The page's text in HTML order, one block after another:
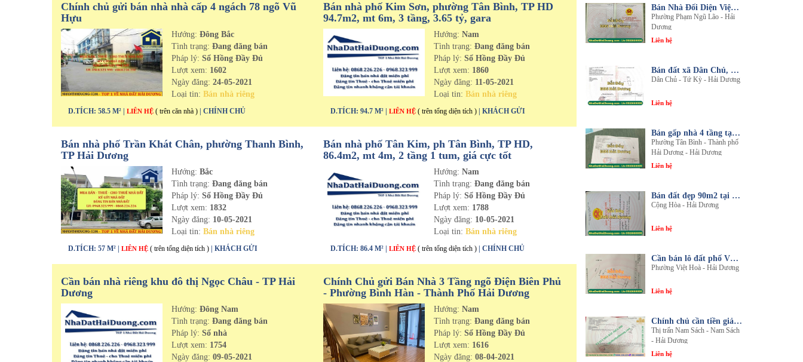
Chính chủ gửi bán nhà nhà cấp 4 ngách 78 ngõ Vũ
Hựu
Hướng:Đông Bắc
Tình trạng:Đang đăng bán
Pháp lý: Sổ Hồng Đầy Đủ
Lượt xem: 1602
Ngày đăng:24-05-2021
Loại tin:Bán nhà riêng
D.TÍCH: 58.5 M² | LIÊN HỆ ( trên căn nhà ) | CHÍNH CHỦ
Bán nhà phố Kim Sơn, phường Tân Bình, TP HD
94.7m2, mt 6m, 3 tầng, 3.65 tỷ, gara
Hướng:Nam
Tình trạng:Đang đăng bán
Pháp lý: Sổ Hồng Đầy Đủ
Lượt xem: 1860
Ngày đăng: 11-05-2021
Loại tin:Bán nhà riêng
D.TÍCH: 94.7 M² | LIÊN HỆ ( trên tổng diện tích ) | KHÁCH GỬI
Bán nhà phố Trần Khát Chân, phường Thanh Bình,
TP Hải Dương
Hướng:Bắc
Tình trạng:Đang đăng bán
Pháp lý: Sổ Hồng Đầy Đủ
Lượt xem: 1832
Ngày đăng: 10-05-2021
Loại tin:Bán nhà riêng
D.TÍCH: 57 M² | LIÊN HỆ ( trên tổng diện tích ) | KHÁCH GỬI
Bán nhà phố Tân Kim, ph Tân Bình, TP HD,
86.4m2, mt 4m, 2 tầng 1 tum, giá cực tốt
Hướng:Nam
Tình trạng:Đang đăng bán
Pháp lý: Sổ Hồng Đầy Đủ
Lượt xem: 1788
Ngày đăng: 10-05-2021
Loại tin:Bán nhà riêng
D.TÍCH: 86.4 M² | LIÊN HỆ ( trên tổng diện tích ) | CHÍNH CHỦ
Cần bán nhà riêng khu đô thị Ngọc Châu - TP Hải
Dương
Hướng:Đông Nam
Tình trạng:Đang đăng bán
Pháp lý: Sổ nhà
Lượt xem: 1754
Ngày đăng:09-05-2021
Chính Chủ gửi Bán Nhà 3 Tầng ngõ Điện Biên Phủ
- Phường Bình Hàn - Thành Phố Hải Dương
Hướng:Nam
Tình trạng:Đang đăng bán
Pháp lý: Sổ Hồng Đầy Đủ
Lượt xem: 1616
Ngày đăng:08-04-2021
Bán Nhà Đối Diện Viện Đa Khoa Hải Dương - Nội Thất Sang Trọng, Tiện Nghi
Phường Phạm Ngũ Lão - Hải
Dương
Liên hệ
Bán đất xã Dân Chủ, Tứ Kỳ, Hải Dương - Diện tích 214m2 - Mặt tiền 8.5m - nhadathaiduong.com
Dân Chủ - Tứ Kỳ - Hải Dương
Liên hệ
Bán gấp nhà 4 tầng tại khu đô thị An Phú 2 - Nội thất gỗ lim sang trọng
Phường Tân Bình - Thành phố
Hải Dương - Hải Dương
Liên hệ
Bán đất đẹp 90m2 tại thôn An Điền, xã Cộng Hòa, huyện Nam Sách, tỉnh Hải Dương
Cộng Hòa - Hải Dương
Liên hệ
Cần bán lô đất phố Văn, phường Việt Hòa, thành phố Hải Dương
Phường Việt Hoà - Hải Dương
Liên hệ
Chính chủ cần tiền giải quyết công việc bán gấp 1 trong 3 lô đất sổ đỏ chính chủ
Thị trấn Nam Sách - Nam Sách
- Hải Dương
Liên hệ